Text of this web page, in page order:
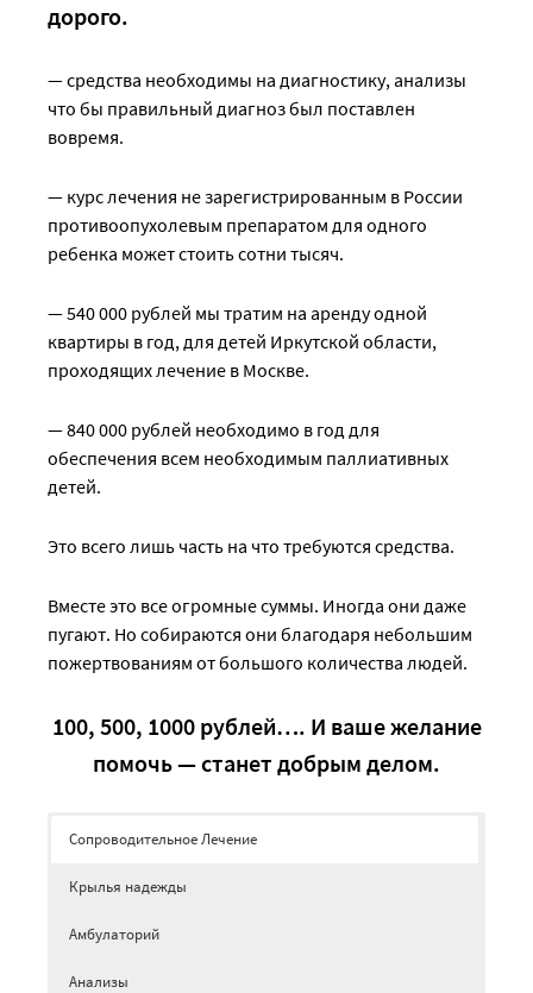
дорого.
— средства необходимы на диагностику, анализы
что бы правильный диагноз был поставлен
вовремя.
— курс лечения не зарегистрированным в России
противоопухолевым препаратом для одного
ребенка может стоить сотни тысяч.
— 540 000 рублей мы тратим на аренду одной
квартиры в год, для детей Иркутской области,
проходящих лечение в Москве.
— 840 000 рублей необходимо в год для
обеспечения всем необходимым паллиативных
детей.
Это всего лишь часть на что требуются средства.
Вместе это все огромные суммы. Иногда они даже
пугают. Но собираются они благодаря небольшим
пожертвованиям от большого количества людей.
100, 500, 1000 рублей…. И ваше желание
помочь — станет добрым делом.
Сопроводительное Лечение
Крылья надежды
Амбулаторий
Анализы